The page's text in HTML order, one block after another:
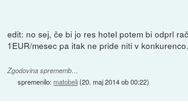
edit: no sej, če bi jo res hotel potem bi odprl
1EUR/mesec pa itak ne pride niti v konkurenco.
Zgodovina sprememb…
spremenilo:matobeli(20. maj 2014 ob 00:22)